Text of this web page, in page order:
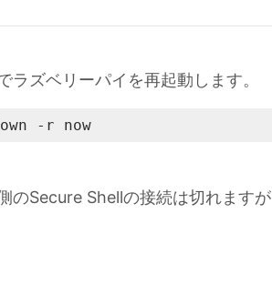
ラズベリーパイを再起動します。
-r now
のSecure Shellの接続は切れます